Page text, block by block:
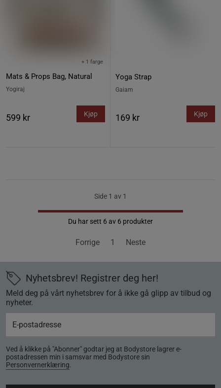
Mats & Props Bag, Natural
+ 1 farge
Yogiraj
599 kr Kjøp
Yoga Strap
Gaiam
169 kr Kjøp
Side 1 av 1
Du har sett 6 av 6 produkter
Forrige 1 Neste
Nyhetsbrev! Registrer deg her!
Meld deg på vårt nyhetsbrev for å ikke gå glipp av tilbud og
nyheter.
Ved å klikke på "Abonner" godtar jeg at Bodystore lagrer e-
postadressen min i samsvar med Bodystore sin
Personvernerklæring.